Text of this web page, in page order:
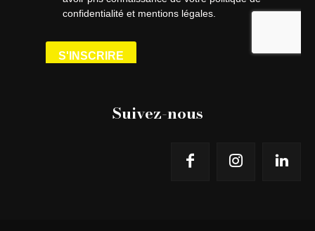
Suivez-nous